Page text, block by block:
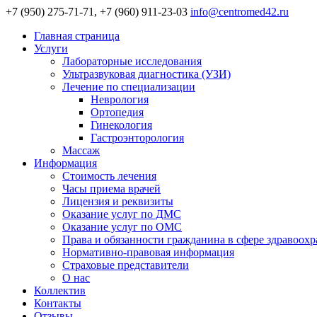
+7 (950) 275-71-71, +7 (960) 911-23-03 info@centromed42.ru
Главная страница
Услуги
Лабораторные исследования
Ультразвуковая диагностика (УЗИ)
Лечение по специализации
Неврология
Ортопедия
Гинекология
Гастроэнторология
Массаж
Информация
Стоимость лечения
Часы приема врачей
Лицензия и реквизиты
Оказание услуг по ДМС
Оказание услуг по ОМС
Права и обязанности гражданина в сфере
Нормативно-правовая информация
Страховые представители
О нас
Коллектив
Контакты